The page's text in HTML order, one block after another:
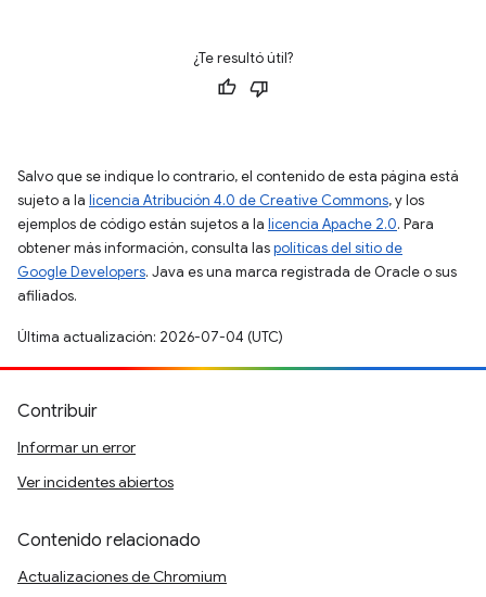
¿Te resultó útil?
Salvo que se indique lo contrario, el contenido de esta página está
sujeto a la licencia Atribución 4.0 de Creative Commons, y los
ejemplos de código están sujetos a la licencia Apache 2.0. Para
obtener más información, consulta laspolíticas del sitio de
Google Developers. Java es una marca registrada de Oracle o sus
afiliados.
Última actualización: 2026-07-04 (UTC)
Contribuir
Informar un error
Ver incidentes abiertos
Contenido relacionado
Actualizaciones de Chromium